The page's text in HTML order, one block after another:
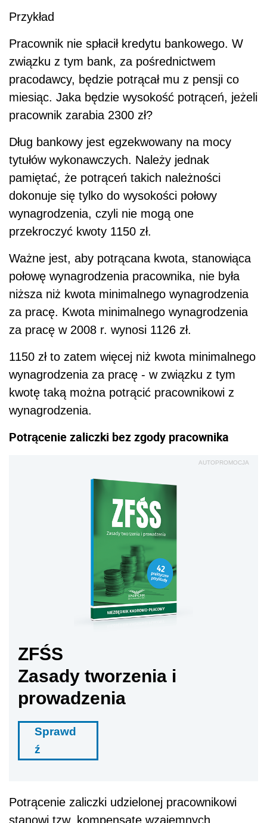
Przykład
Pracownik nie spłacił kredytu bankowego. W
związku z tym bank, za pośrednictwem
pracodawcy, będzie potrącał mu z pensji co
miesiąc. Jaka będzie wysokość potrąceń, jeżeli
pracownik zarabia 2300 zł?
Dług bankowy jest egzekwowany na mocy
tytułów wykonawczych. Należy jednak
pamiętać, że potrąceń takich należności
dokonuje się tylko do wysokości połowy
wynagrodzenia, czyli nie mogą one
przekroczyć kwoty 1150 zł.
Ważne jest, aby potrącana kwota, stanowiąca
połowę wynagrodzenia pracownika, nie była
niższa niż kwota minimalnego wynagrodzenia
za pracę. Kwota minimalnego wynagrodzenia
za pracę w 2008 r. wynosi 1126 zł.
1150 zł to zatem więcej niż kwota minimalnego
wynagrodzenia za pracę - w związku z tym
kwotę taką można potrącić pracownikowi z
wynagrodzenia.
Potrącenie zaliczki bez zgody pracownika
AUTOPROMOCJA
ZFŚS
Zasady tworzenia i
prowadzenia
Sprawd
ź
Potrącenie zaliczki udzielonej pracownikowi
stanowi tzw. kompensatę wzajemnych